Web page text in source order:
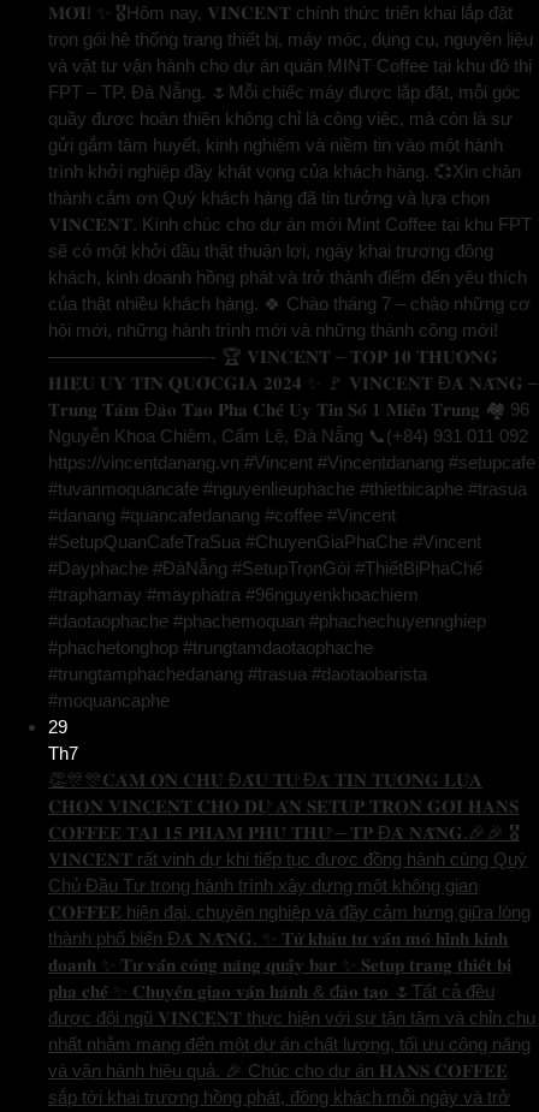
𝐌𝐎̛́𝐈! ✨ 🎖️Hôm nay, 𝐕𝐈𝐍𝐂𝐄𝐍𝐓 chính thức triển khai lắp đặt
trọn gói hệ thống trang thiết bị, máy móc, dụng cụ, nguyên liệu
và vật tư vận hành cho dự án quán MINT Coffee tại khu đô thị
FPT – TP. Đà Nẵng. 🌷Mỗi chiếc máy được lắp đặt, mỗi góc
quầy được hoàn thiện không chỉ là công việc, mà còn là sự
gửi gắm tâm huyết, kinh nghiệm và niềm tin vào một hành
trình khởi nghiệp đầy khát vọng của khách hàng. 💞Xin chân
thành cảm ơn Quý khách hàng đã tin tưởng và lựa chọn
𝐕𝐈𝐍𝐂𝐄𝐍𝐓. Kính chúc cho dự án mới Mint Coffee tại khu FPT
sẽ có một khởi đầu thật thuận lợi, ngày khai trương đông
khách, kinh doanh hồng phát và trở thành điểm đến yêu thích
của thật nhiều khách hàng. 🍀 Chào tháng 7 – chào những cơ
hội mới, những hành trình mới và những thành công mới!
—————————- 🏆 𝐕𝐈𝐍𝐂𝐄𝐍𝐓 – 𝐓𝐎𝐏 𝟏𝟎 𝐓𝐇𝐔̛𝐎̛𝐍𝐆
𝐇𝐈𝐄̣̂𝐔 𝐔𝐘 𝐓𝐈́𝐍 𝐐𝐔𝐎̂́𝐂𝐆𝐈𝐀 𝟐𝟎𝟐𝟒 ✨ 🚩 𝐕𝐈𝐍𝐂𝐄𝐍𝐓 Đ𝐀̀ 𝐍𝐀̆̃𝐍𝐆 –
𝐓𝐫𝐮𝐧𝐠 𝐓𝐚̂𝐦 Đ𝐚̀𝐨 𝐓𝐚̣𝐨 𝐏𝐡𝐚 𝐂𝐡𝐞̂́ 𝐔𝐲 𝐓𝐢́𝐧 𝐒𝐨̂́ 𝟏 𝐌𝐢𝐞̂̀𝐧 𝐓𝐫𝐮𝐧𝐠 🏘️ 96
Nguyễn Khoa Chiêm, Cẩm Lệ, Đà Nẵng 📞(+84) 931 011 092
https://vincentdanang.vn #Vincent #Vincentdanang #setupcafe
#tuvanmoquancafe #nguyenlieuphache #thietbicaphe #trasua
#danang #quancafedanang #coffee #Vincent
#SetupQuanCafeTraSua #ChuyenGiaPhaChe #Vincent
#Dayphache #ĐàNẵng #SetupTrọnGói #ThiếtBịPhaChế
#traphamay #mayphatra #96nguyenkhoachiem
#daotaophache #phachemoquan #phachechuyennghiep
#phachetonghop #trungtamdaotaophache
#trungtamphachedanang #trasua #daotaobarista
#moquancaphe
29
Th7
👏🎊🎊𝐂𝐀̉𝐌 𝐎̛𝐍 𝐂𝐇𝐔̉ Đ𝐀̂̀𝐔 𝐓𝐔̛ Đ𝐀̃ 𝐓𝐈𝐍 𝐓𝐔̛𝐎̛̉𝐍𝐆 𝐋𝐔̛̣𝐀
𝐂𝐇𝐎̣𝐍 𝐕𝐈𝐍𝐂𝐄𝐍𝐓 𝐂𝐇𝐎 𝐃𝐔̛̣ 𝐀́𝐍 𝐒𝐄𝐓𝐔𝐏 𝐓𝐑𝐎̣𝐍 𝐆𝐎́𝐈 𝐇𝐀𝐍𝐒
𝐂𝐎𝐅𝐅𝐄𝐄 𝐓𝐀̣𝐈 𝟏𝟓 𝐏𝐇𝐀̣𝐌 𝐏𝐇𝐔́ 𝐓𝐇𝐔̛́ – 𝐓𝐏 Đ𝐀̀ 𝐍𝐀̆̃𝐍𝐆.🎉🎉 🎖️
𝐕𝐈𝐍𝐂𝐄𝐍𝐓 rất vinh dự khi tiếp tục được đồng hành cùng Quý
Chủ Đầu Tư trong hành trình xây dựng một không gian
𝐂𝐎𝐅𝐅𝐄𝐄 hiện đại, chuyên nghiệp và đầy cảm hứng giữa lòng
thành phố biển Đ𝐀̀ 𝐍𝐀̆̃𝐍𝐆. ✨ 𝐓𝐮̛̀ 𝐤𝐡𝐚̂𝐮 𝐭𝐮̛ 𝐯𝐚̂́𝐧 𝐦𝐨̂ 𝐡𝐢̀𝐧𝐡 𝐤𝐢𝐧𝐡
𝐝𝐨𝐚𝐧𝐡 ✨ 𝐓𝐮̛ 𝐯𝐚̂́𝐧 𝐜𝐨̂𝐧𝐠 𝐧𝐚̆𝐧𝐠 𝐪𝐮𝐚̂̀𝐲 𝐛𝐚𝐫 ✨ 𝐒𝐞𝐭𝐮𝐩 𝐭𝐫𝐚𝐧𝐠 𝐭𝐡𝐢𝐞̂́𝐭 𝐛𝐢̣
𝐩𝐡𝐚 𝐜𝐡𝐞̂́ ✨ 𝐂𝐡𝐮𝐲𝐞̂̉𝐧 𝐠𝐢𝐚𝐨 𝐯𝐚̣̂𝐧 𝐡𝐚̀𝐧𝐡 & đ𝐚̀𝐨 𝐭𝐚̣𝐨 🌷Tất cả đều
được đội ngũ 𝐕𝐈𝐍𝐂𝐄𝐍𝐓 thực hiện với sự tận tâm và chỉn chu
nhất nhằm mang đến một dự án chất lượng, tối ưu công năng
và vận hành hiệu quả. 🎉 Chúc cho dự án 𝐇𝐀𝐍𝐒 𝐂𝐎𝐅𝐅𝐄𝐄
sắp tới khai trương hồng phát, đông khách mỗi ngày và trở